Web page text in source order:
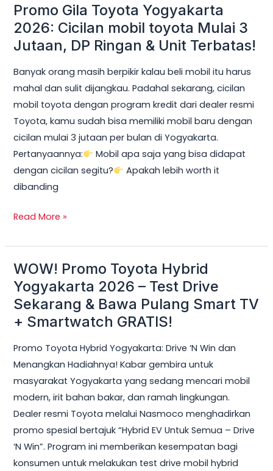
2026!
Promo Gila Toyota Yogyakarta
2026: Cicilan mobil toyota Mulai 3
Jutaan, DP Ringan & Unit Terbatas!
Banyak orang masih berpikir kalau beli mobil itu harus
mahal dan sulit dijangkau. Padahal sekarang, cicilan
mobil toyota dengan program kredit dari dealer resmi
Toyota, kamu sudah bisa memiliki mobil baru dengan
cicilan mulai 3 jutaan per bulan di Yogyakarta.
Pertanyaannya:
Mobil apa saja yang bisa didapat
dengan cicilan segitu?
Apakah lebih worth it
dibanding
Promo
Gila
Toyota
2026:
Cicilan
mobil
toyota
Mulai
3
Jutaan,
DP
&
Read More »
WOW! Promo Toyota Hybrid
Yogyakarta 2026 – Test Drive
Sekarang & Bawa Pulang Smart TV
+ Smartwatch GRATIS!
Promo Toyota Hybrid Yogyakarta: Drive ‘N Win dan
Menangkan Hadiahnya! Kabar gembira untuk
masyarakat Yogyakarta yang sedang mencari mobil
modern, irit bahan bakar, dan ramah lingkungan.
Dealer resmi Toyota melalui Nasmoco menghadirkan
promo spesial bertajuk “Hybrid EV Untuk Semua – Drive
‘N Win”. Program ini memberikan kesempatan bagi
konsumen untuk melakukan test drive mobil hybrid
WOW!
Promo
Toyota
Hybrid
2026
–
Test
Drive
Sekarang
&
Bawa
Pulang